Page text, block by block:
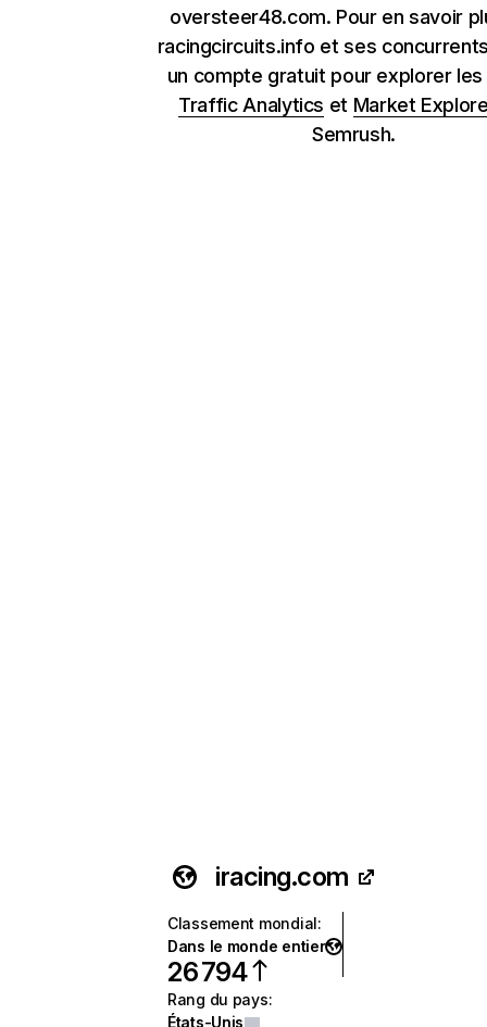
oversteer48.com. Pour en savoir
racingcircuits.info et ses
un compte gratuit pour explorer
Traffic Analytics et Market
Semrush.
iracing.com
Classement mondial:
Dans le monde entier
26 794
Rang du pays:
États-Unis